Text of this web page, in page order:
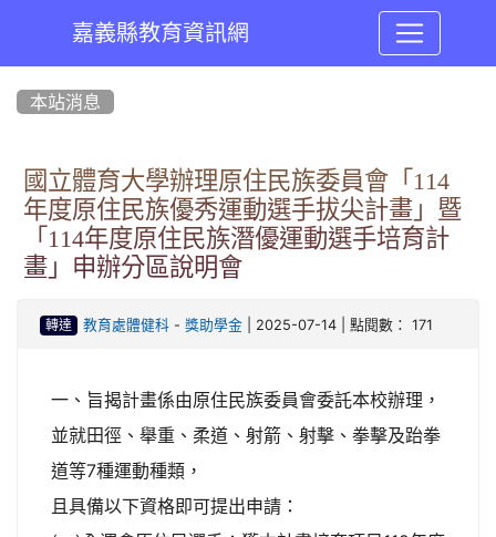
嘉義縣教育資訊網
本站消息
國立體育大學辦理原住民族委員會「114
年度原住民族優秀運動選手拔尖計畫」暨
「114年度原住民族潛優運動選手培育計
畫」申辦分區說明會
轉達 教育處體健科- 獎助學金| 2025-07-14 | 點閱數： 171
一、旨揭計畫係由原住民族委員會委託本校辦理，
並就田徑、舉重、柔道、射箭、射擊、拳擊及跆拳
道等7種運動種類，
且具備以下資格即可提出申請：